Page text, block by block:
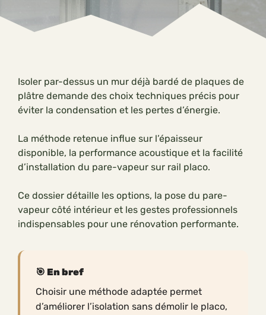
Isoler par-dessus un mur déjà bardé de plaques de
plâtre demande des choix techniques précis pour
éviter la condensation et les pertes d’énergie.
La méthode retenue influe sur l’épaisseur
disponible, la performance acoustique et la facilité
d’installation du pare-vapeur sur rail placo.
Ce dossier détaille les options, la pose du pare-
vapeur côté intérieur et les gestes professionnels
indispensables pour une rénovation performante.
En bref
Choisir une méthode adaptée permet
d’améliorer l’isolation sans démolir le placo,